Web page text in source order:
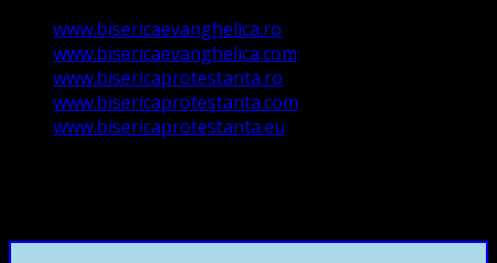
www.bisericaevanghelica.ro
www.bisericaevanghelica.com
www.bisericaprotestanta.ro
www.bisericaprotestanta.com
www.bisericaprotestanta.eu